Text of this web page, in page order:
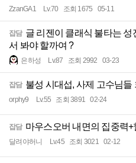
ZzanGA1 Lv.70 조회 1675 05-11
잡담 글 리젠이 클래식 불타는 성
서 봐야 할까여 ?
은하성 Lv.87 조회 2992 03-23
잡담 불성 시대섭, 사제 고수님들
orphy9 Lv.55 조회 3891 02-24
잡담 마우스오버 내면의 집중력
달려야허니 Lv.45 조회 3021 02-12